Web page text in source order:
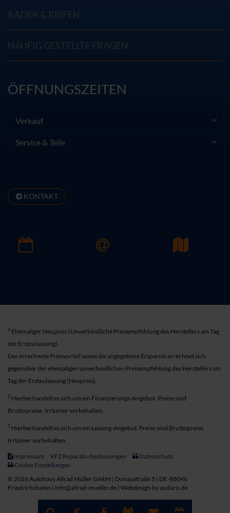
RÄDER & REIFEN
HÄUFIG GESTELLTE FRAGEN
ÖFFNUNGSZEITEN
Verkauf
Service & Teile
KONTAKT
1 Ehemaliger Neupreis (Unverbindliche Preisempfehlung des Herstellers am Tag
der Erstzulassung).
Der errechnete Preisvorteil sowie die angegebene Ersparnis errechnet sich
gegenüber der ehemaligen unverbindlichen Preisempfehlung des Herstellers am
Tag der Erstzulassung (Neupreis).
2 Hierbei handelt es sich um ein Finanzierungs-Angebot. Preise sind
Bruttopreise. Irrtümer vorbehalten.
3 Hierbei handelt es sich um ein Leasing-Angebot. Preise sind Bruttopreise.
Irrtümer vorbehalten.
Impressum KFZ Reparaturbedinnungen
Datenschutz
Cookie Einstellungen
© 2026 Autohaus Allrad Müller GmbH | Donaustraße 5 | DE-88046
Friedrichshafen | info@allrad-mueller.de | Webdesign by audaris.de